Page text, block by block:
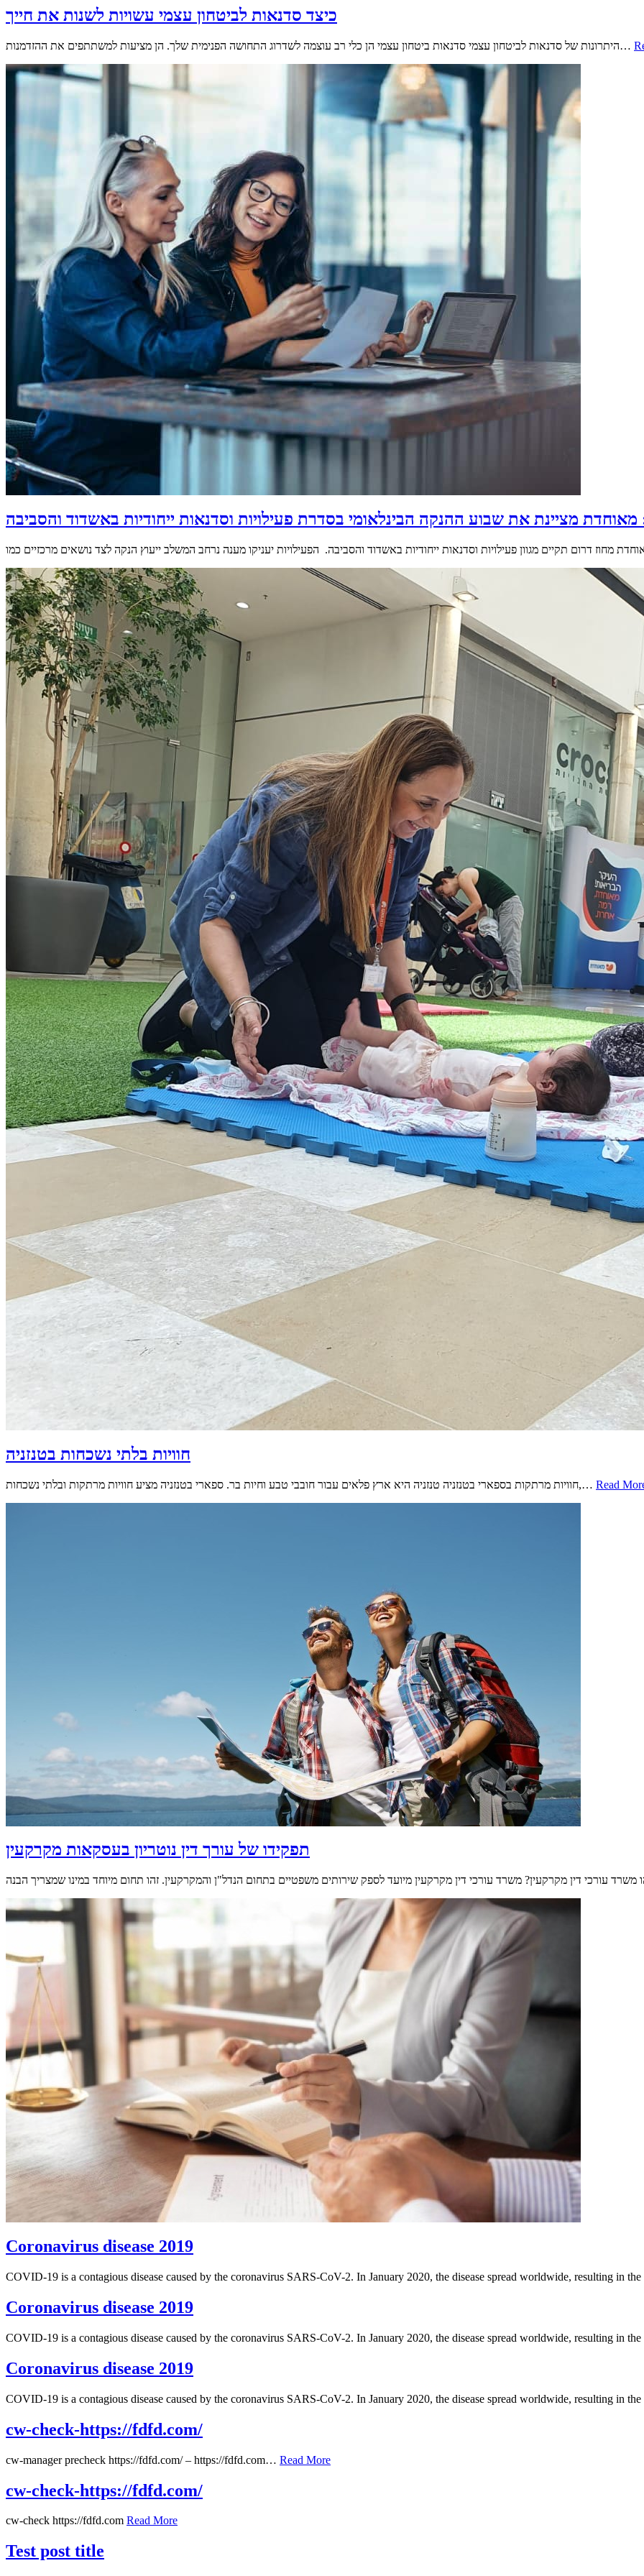
כיצד סדנאות לביטחון עצמי עשויות לשנות את חייך
היתרונות של סדנאות לביטחון עצמי סדנאות ביטחון עצמי הן כלי רב עוצמה לשדרוג התחושה הפנימית שלך. הן מציעות למשתתפים את ההזדמנות…
מציינת את שבוע ההנקה הבינלאומי בסדרת פעילויות וסדנאות ייחודיות באשדוד והסביבה
חוויות בלתי נשכחות בטנזניה
חוויות מרתקות בספארי בטנזניה טנזניה היא ארץ פלאים עבור חובבי טבע וחיות בר. ספארי בטנזניה מציע חוויות מרתקות ובלתי נשכחות,… Read
תפקידו של עורך דין נוטריון בעסקאות מקרקעין
Coronavirus disease 2019
COVID-19 is a contagious disease caused by the coronavirus SARS-CoV-2. In January 2020, the disease spread worldwide, resulting in
Coronavirus disease 2019
COVID-19 is a contagious disease caused by the coronavirus SARS-CoV-2. In January 2020, the disease spread worldwide, resulting in
Coronavirus disease 2019
COVID-19 is a contagious disease caused by the coronavirus SARS-CoV-2. In January 2020, the disease spread worldwide, resulting in
cw-check-https://fdfd.com/
cw-manager precheck https://fdfd.com/ – https://fdfd.com… Read More
cw-check-https://fdfd.com/
cw-check https://fdfd.com Read More
Test post title